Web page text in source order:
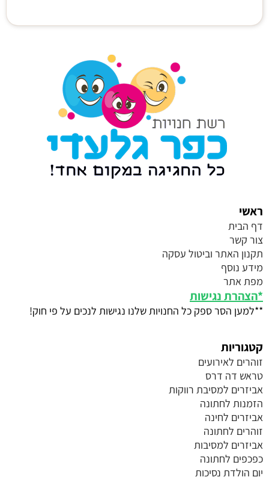
ראשי
דף הבית
צור קשר
תקנון האתר וביטול עסקה
מידע נוסף
מפת אתר
*הצהרת נגישות
**למען הסר ספק כל החנויות שלנו נגישות לנכים על פי חוק!
קטגוריות
זוהרים לאירועים
טראש דה דרס
אביזרים למסיבת רווקות
הזמנות לחתונה
אביזרים לחינה
זוהרים לחתונה
אביזרים למסיבות
כפכפים לחתונה
יום הולדת נסיכות